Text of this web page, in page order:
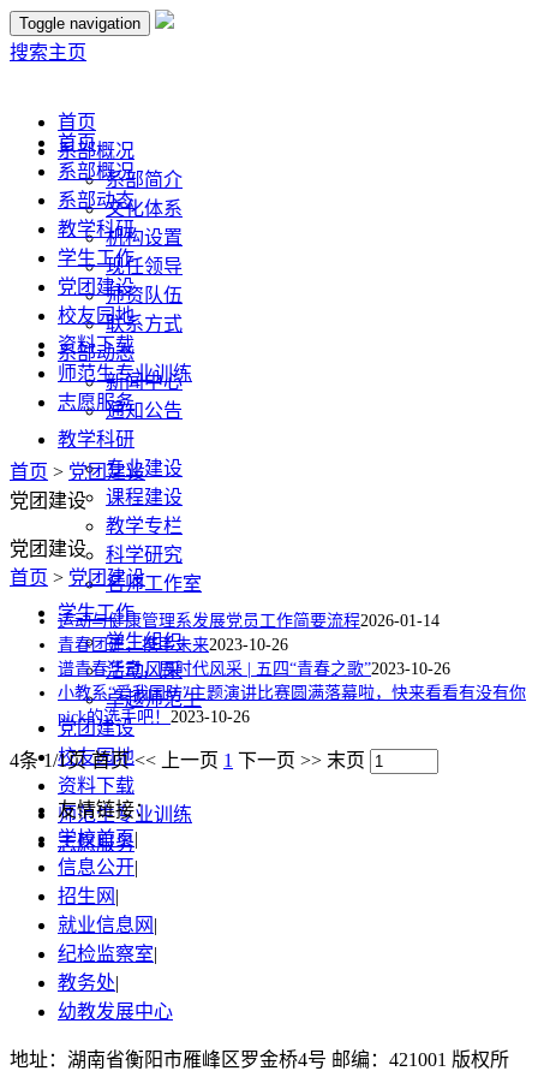
Toggle navigation
搜索主页
首页
系部概况
系部简介
文化体系
机构设置
现任领导
师资队伍
联系方式
系部动态
新闻中心
通知公告
教学科研
专业建设
课程建设
教学专栏
科学研究
名师工作室
学生工作
学生组织
活动风采
卓越师范生
党团建设
校友园地
资料下载
师范生专业训练
志愿服务
首页
系部概况
系部动态
教学科研
学生工作
党团建设
校友园地
资料下载
师范生专业训练
志愿服务
首页 > 党团建设
党团建设
党团建设
首页 > 党团建设
运动与健康管理系发展党员工作简要流程2026-01-14
青春团建，携手未来2023-10-26
谱青春华章，展时代风采 | 五四“青春之歌”2023-10-26
小教系“爱我国防”主题演讲比赛圆满落幕啦，快来看看有没有你
pick的选手吧！ 2023-10-26
4条 1/1页首页 << 上一页 1 下一页 >> 末页
友情链接：
学校首页|
信息公开|
招生网 |
就业信息网 |
纪检监察室|
教务处|
幼教发展中心
地址：湖南省衡阳市雁峰区罗金桥4号 邮编：421001 版权所